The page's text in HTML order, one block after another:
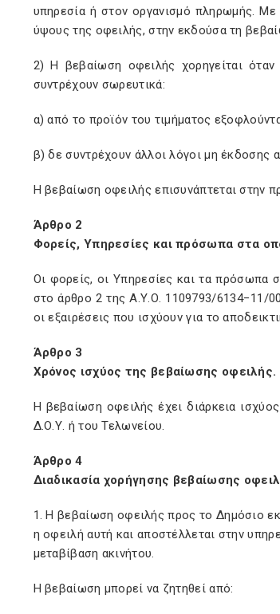
υπηρεσία ή στον οργανισμό πληρωμής.
ύψους της οφειλής, στην εκδούσα τη
2) Η βεβαίωση οφειλής χορηγείται
συντρέχουν σωρευτικά:
α) από το προϊόν του τιμήματος
β) δε συντρέχουν άλλοι λόγοι μη έκδοσης
Η βεβαίωση οφειλής επισυνάπτεται στην
Άρθρο 2
Φορείς, Υπηρεσίες και πρόσωπα στα
Οι φορείς, οι Υπηρεσίες και τα πρόσωπα
στο άρθρο 2 της Α.Υ.Ο. 1109793/6134−11/
οι εξαιρέσεις που ισχύουν για το
Άρθρο 3
Χρόνος ισχύος της βεβαίωσης οφειλής.
Η βεβαίωση οφειλής έχει διάρκεια
Δ.Ο.Υ. ή του Τελωνείου.
Άρθρο 4
Διαδικασία χορήγησης βεβαίωσης
1. Η βεβαίωση οφειλής προς το Δημόσιο
η οφειλή αυτή και αποστέλλεται στην
μεταβίβαση ακινήτου.
Η βεβαίωση μπορεί να ζητηθεί από: